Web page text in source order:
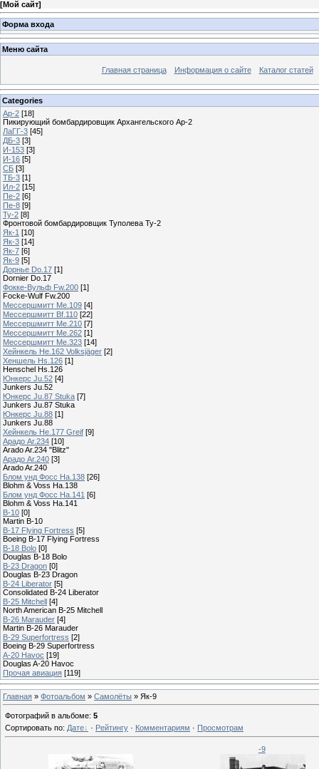
[Мой сайт]
Форма входа
Меню сайта
Главная страница Информация о сайте Каталог статей
Categories
Ар-2 [18]
Пикирующий бомбардировщик Архангельского Ар-2
ЛаГГ-3 [45]
ДБ-3 [3]
И-153 [3]
И-16 [5]
СБ [3]
ТБ-3 [1]
Ил-2 [15]
Пе-2 [6]
Пе-8 [9]
Ту-2 [8]
Фронтовой бомбардировщик Туполева Ту-2
Як-1 [10]
Як-3 [14]
Як-7 [6]
Як-9 [5]
Дорнье Do.17 [1]
Dornier Do.17
Фокке-Вульф Fw.200 [1]
Focke-Wulf Fw.200
Мессершмитт Me.109 [4]
Мессершмитт Bf.110 [22]
Мессершмитт Me.210 [7]
Мессершмитт Ме.262 [1]
Мессершмитт Ме.323 [14]
Хейнкель He.162 Volksjäger [2]
Хеншель Hs.126 [1]
Henschel Hs.126
Юнкерс Ju.52 [4]
Junkers Ju.52
Юнкерс Ju.87 Stuka [7]
Junkers Ju.87 Stuka
Юнкерс Ju.88 [1]
Junkers Ju.88
Хейнкель He.177 Greif [9]
Арадо Ar.234 [10]
Arado Ar.234 "Blitz"
Арадо Ar.240 [3]
Arado Ar.240
Блом унд Фосс Ha.138 [26]
Blohm & Voss Ha.138
Блом унд Фосс Ha.141 [6]
Blohm & Voss Ha.141
B-10 [0]
Martin B-10
B-17 Flying Fortress [5]
Boeing B-17 Flying Fortress
B-18 Bolo [0]
Douglas B-18 Bolo
B-23 Dragon [0]
Douglas B-23 Dragon
B-24 Liberator [5]
Consolidated B-24 Liberator
B-25 Mitchell [4]
North American B-25 Mitchell
B-26 Marauder [4]
Martin B-26 Marauder
B-29 Superfortress [2]
Boeing B-29 Superfortress
A-20 Havoc [19]
Douglas A-20 Havoc
Прочая авиация [119]
Главная » Фотоальбом » Самолёты » Як-9
Фотографий в альбоме: 5
Сортировать по: Дате · Рейтингу · Комментариям · Просмотрам
-9